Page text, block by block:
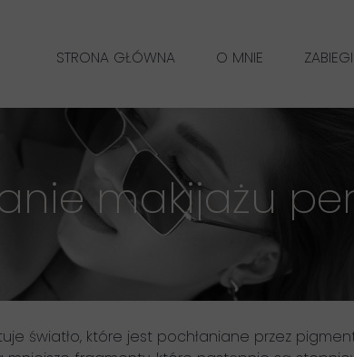
STRONA GŁÓWNA O MNIE
ZABIEGI
makijażu
światło, które jest pochłaniane przez